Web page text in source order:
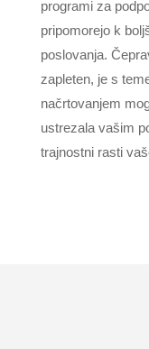
programi za
pripomorejo k
poslovanja.
zapleten, je s
načrtovanjem
ustrezala vašim
trajnostni rasti